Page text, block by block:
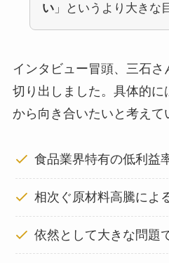
い」というより大きな
インタビュー冒頭、三石さ
切り出しました。具体的に
から向き合いたいと考えて
食品業界特有の低利益
相次ぐ原材料高騰によ
依然として大きな問題